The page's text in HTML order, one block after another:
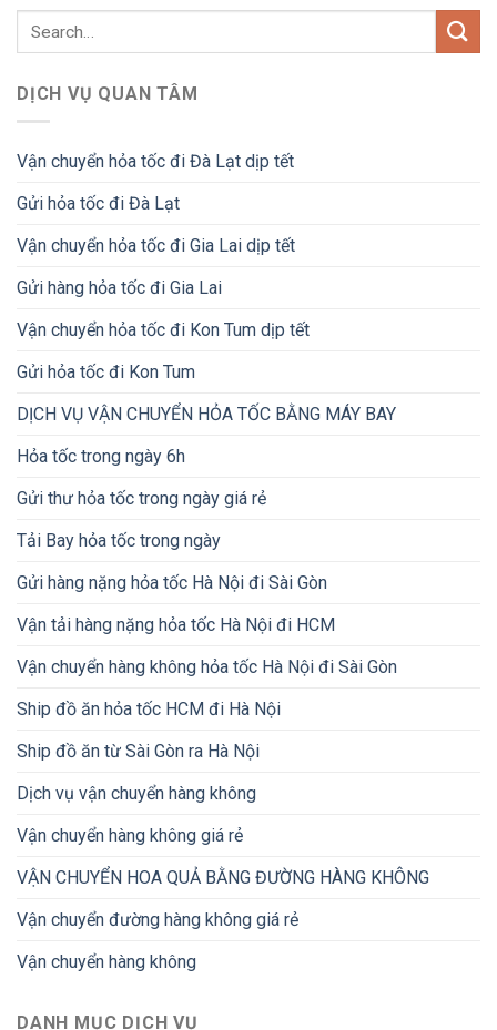
DỊCH VỤ QUAN TÂM
Vận chuyển hỏa tốc đi Đà Lạt dịp tết
Gửi hỏa tốc đi Đà Lạt
Vận chuyển hỏa tốc đi Gia Lai dịp tết
Gửi hàng hỏa tốc đi Gia Lai
Vận chuyển hỏa tốc đi Kon Tum dịp tết
Gửi hỏa tốc đi Kon Tum
DỊCH VỤ VẬN CHUYỂN HỎA TỐC BẰNG MÁY BAY
Hỏa tốc trong ngày 6h
Gửi thư hỏa tốc trong ngày giá rẻ
Tải Bay hỏa tốc trong ngày
Gửi hàng nặng hỏa tốc Hà Nội đi Sài Gòn
Vận tải hàng nặng hỏa tốc Hà Nội đi HCM
Vận chuyển hàng không hỏa tốc Hà Nội đi Sài Gòn
Ship đồ ăn hỏa tốc HCM đi Hà Nội
Ship đồ ăn từ Sài Gòn ra Hà Nội
Dịch vụ vận chuyển hàng không
Vận chuyển hàng không giá rẻ
VẬN CHUYỂN HOA QUẢ BẰNG ĐƯỜNG HÀNG KHÔNG
Vận chuyển đường hàng không giá rẻ
Vận chuyển hàng không
DANH MỤC DỊCH VỤ